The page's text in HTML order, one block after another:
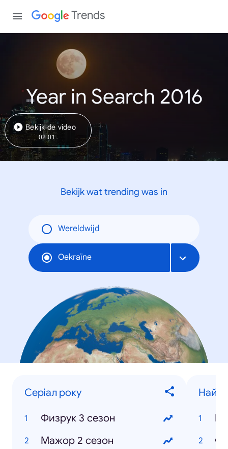
Trends
Year in Search 2016
Bekijk de video
02:01
Bekijk wat trending was in
Wereldwijd
Oekraïne
Серіал року
Физрук 3 сезон
Мажор 2 сезон